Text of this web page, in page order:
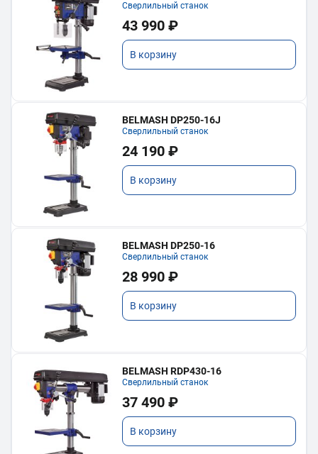
Сверлильный станок
43 990 ₽
В корзину
BELMASH DP250-16J
Сверлильный станок
24 190 ₽
В корзину
BELMASH DP250-16
Сверлильный станок
28 990 ₽
В корзину
BELMASH RDP430-16
Сверлильный станок
37 490 ₽
В корзину